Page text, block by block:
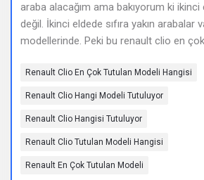
sonuncu
Sorular
araba alacağım ama bakıyorum ki ikinci
değil. İkinci eldede sıfıra yakın arabalar
modellerinde. Peki bu renault clio en
Renault Clio En Çok Tutulan Modeli Hangisi
Renault Clio Hangi Modeli Tutuluyor
Renault Clio Hangisi Tutuluyor
Renault Clio Tutulan Modeli Hangisi
Renault En Çok Tutulan Modeli